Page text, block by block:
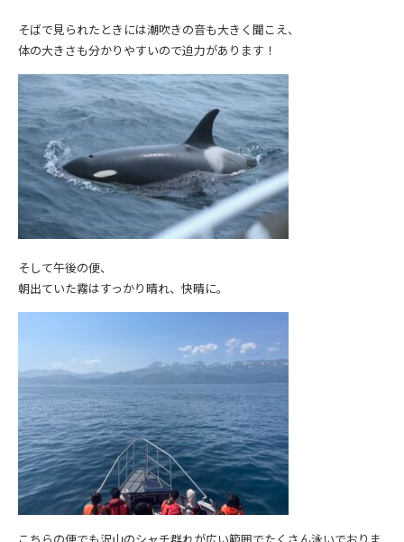
そばで見られたときには潮吹きの音も大きく聞こえ、
体の大きさも分かりやすいので迫力があります！
そして午後の便、
朝出ていた霧はすっかり晴れ、快晴に。
こちらの便でも沢山のシャチ群れが広い範囲でたくさん泳いでおりま